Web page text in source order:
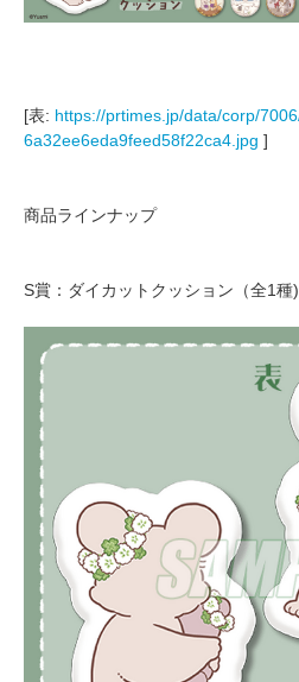
[表: https://prtimes.jp/data/corp/
6a32ee6eda9feed58f22ca4.jpg ]
商品ラインナップ
S賞：ダイカットクッション（全1種)